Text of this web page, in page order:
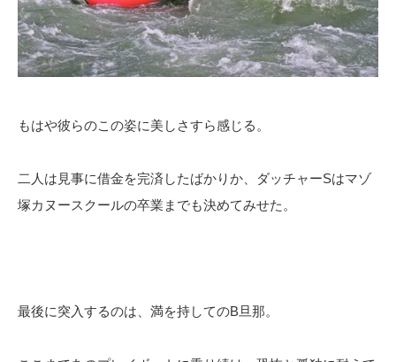
もはや彼らのこの姿に美しさすら感じる。
二人は見事に借金を完済したばかりか、ダッチャーSはマゾ
塚カヌースクールの卒業までも決めてみせた。
最後に突入するのは、満を持してのB旦那。